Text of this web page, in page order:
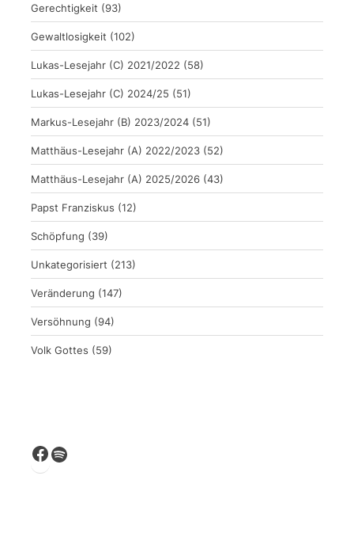
Gerechtigkeit (93)
Gewaltlosigkeit (102)
Lukas-Lesejahr (C) 2021/2022 (58)
Lukas-Lesejahr (C) 2024/25 (51)
Markus-Lesejahr (B) 2023/2024 (51)
Matthäus-Lesejahr (A) 2022/2023 (52)
Matthäus-Lesejahr (A) 2025/2026 (43)
Papst Franziskus (12)
Schöpfung (39)
Unkategorisiert (213)
Veränderung (147)
Versöhnung (94)
Volk Gottes (59)
Facebook
Spotify